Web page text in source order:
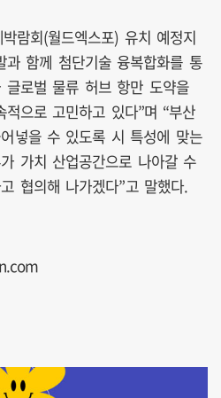
람회(월드엑스포) 유치 예정지
함께 첨단기술 융복합화를 통
로벌 물류 허브 항만 도약을
으로 고민하고 있다”며 “부산
넣을 수 있도록 시 특성에 맞는
가치 산업공간으로 나아갈 수
협의해 나가겠다”고 말했다.